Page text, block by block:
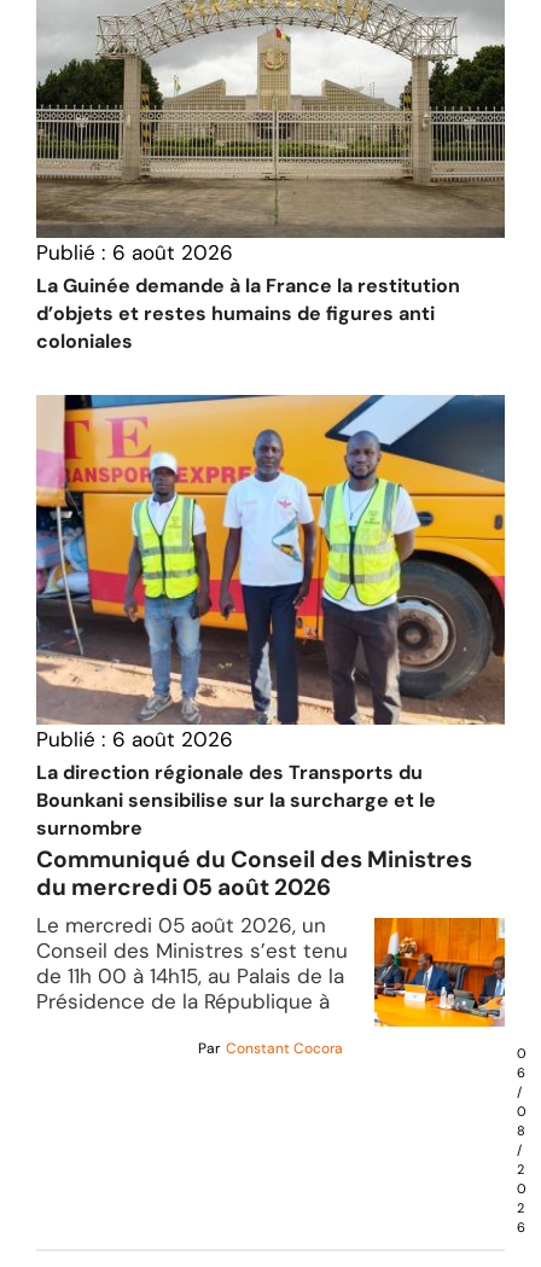
Publié : 6 août 2026
La Guinée demande à la France la restitution
d’objets et restes humains de figures anti
coloniales
Publié : 6 août 2026
La direction régionale des Transports du
Bounkani sensibilise sur la surcharge et le
surnombre
Communiqué du Conseil des Ministres
du mercredi 05 août 2026
Le mercredi 05 août 2026, un
Conseil des Ministres s’est tenu
de 11h 00 à 14h15, au Palais de la
Présidence de la République à
Par Constant Cocora
0
6
/
0
8
/
2
0
2
6